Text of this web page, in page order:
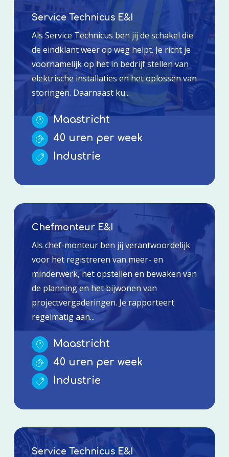
Service Technicus E&I
Als Service Technicus ben jij de schakel die
de eindklant weer op weg helpt. Je richt je
voornamelijk op het in bedrijf stellen van
elektrische installaties en het oplossen van
storingen. Daarnaast ku...
Maastricht
40 uren per week
Industrie
Chefmonteur E&I
Als chef-monteur ben jij verantwoordelijk
voor het registreren van meer- en
minderwerk, het opstellen en bewaken van
de planning en het bijwonen van
projectvergaderingen. Je rapporteert
regelmatig aan...
Maastricht
40 uren per week
Industrie
Service Technicus E&I